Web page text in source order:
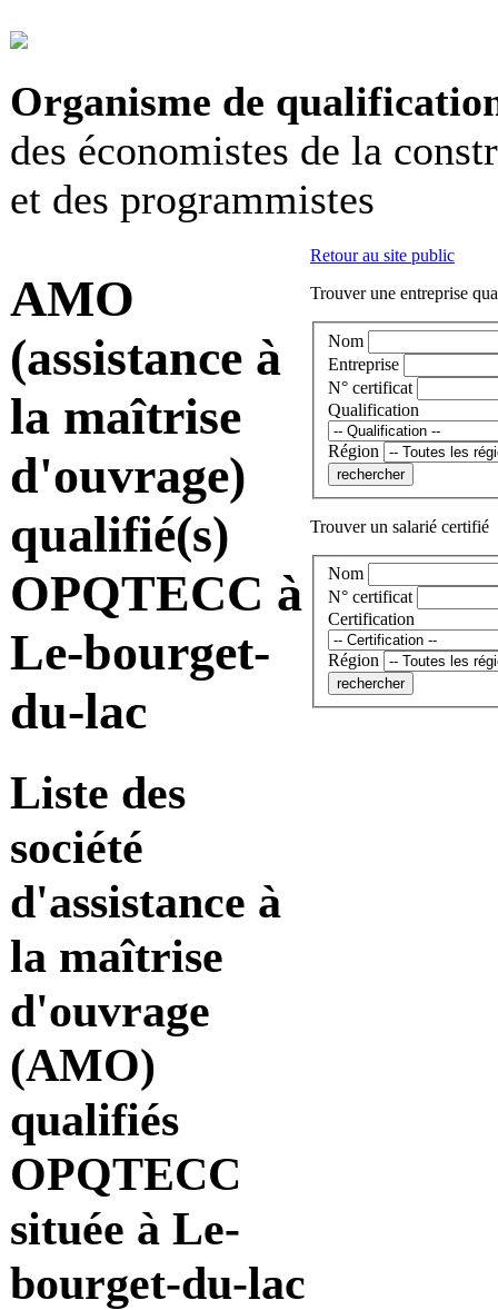
Organisme de
des économistes de la
et des programmistes
AMO
(assistance à
la maîtrise
d'ouvrage)
qualifié(s)
OPQTECC à
Le-bourget-
du-lac
Liste des
société
d'assistance à
la maîtrise
d'ouvrage
(AMO)
qualifiés
OPQTECC
située à Le-
bourget-du-lac
Retour au site public
Trouver une entreprise
Nom
Entreprise
N° certificat
Qualification
Région
Trouver un salarié certifié
Nom
N° certificat
Certification
Région